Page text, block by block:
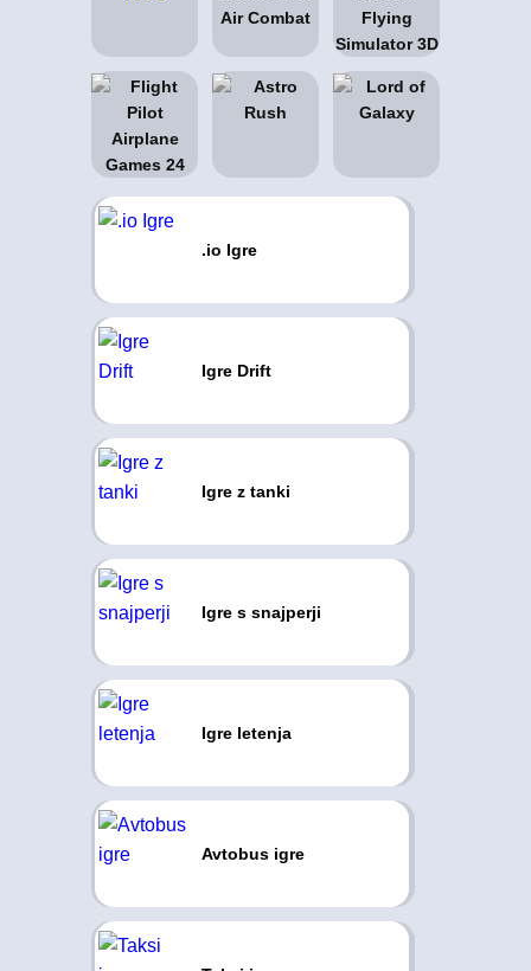
.io Igre
Igre Drift
Igre z tanki
Igre s snajperji
Igre letenja
Avtobus igre